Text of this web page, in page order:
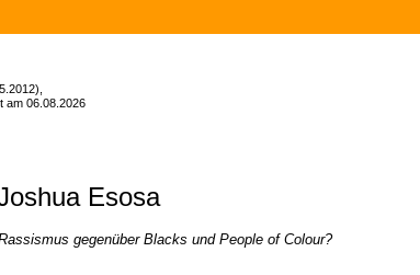
am 06.08.2026
Esosa
gegenüber Blacks und People of Colour?